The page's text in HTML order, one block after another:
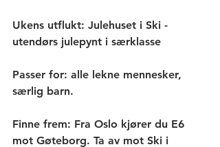
Ukens utflukt: Julehuset i Ski -
utendørs julepynt i særklasse
Passer for: alle lekne mennesker,
særlig barn.
Finne frem: Fra Oslo kjører du E6
mot Gøteborg. Ta av mot Ski i